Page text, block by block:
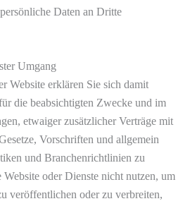
Daten an Dritte
Umgang
Website erklären Sie sich damit
die beabsichtigten Zwecke und im
etwaiger zusätzlicher Verträge mit
Vorschriften und allgemein
und Branchenrichtlinien zu
Website oder Dienste nicht nutzen, um
veröffentlichen oder zu verbreiten,